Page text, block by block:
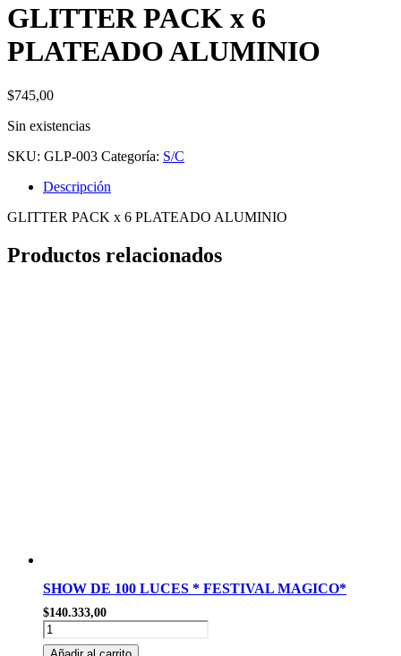
GLITTER PACK x 6
PLATEADO ALUMINIO
$745,00
Sin existencias
SKU: GLP-003 Categoría: S/C
Descripción
GLITTER PACK x 6 PLATEADO ALUMINIO
Productos relacionados
SHOW DE 100 LUCES * FESTIVAL MAGICO*
$140.333,00
SHOW
DE